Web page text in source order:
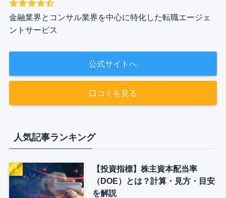
金融業界とコンサル業界を中心に特化した転職エージェ
ントサービス
公式サイトへ
口コミを見る
人気記事ランキング
【投資指標】株主資本配当率
（DOE）とは？計算・見方・目安
を解説